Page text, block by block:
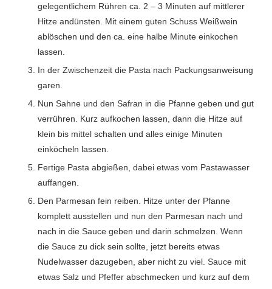
gelegentlichem Rühren ca. 2 – 3 Minuten auf mittlerer
Hitze andünsten. Mit einem guten Schuss Weißwein
ablöschen und den ca. eine halbe Minute einkochen
lassen.
In der Zwischenzeit die Pasta nach Packungsanweisung
garen.
Nun Sahne und den Safran in die Pfanne geben und gut
verrühren. Kurz aufkochen lassen, dann die Hitze auf
klein bis mittel schalten und alles einige Minuten
einköcheln lassen.
Fertige Pasta abgießen, dabei etwas vom Pastawasser
auffangen.
Den Parmesan fein reiben. Hitze unter der Pfanne
komplett ausstellen und nun den Parmesan nach und
nach in die Sauce geben und darin schmelzen. Wenn
die Sauce zu dick sein sollte, jetzt bereits etwas
Nudelwasser dazugeben, aber nicht zu viel. Sauce mit
etwas Salz und Pfeffer abschmecken und kurz auf dem